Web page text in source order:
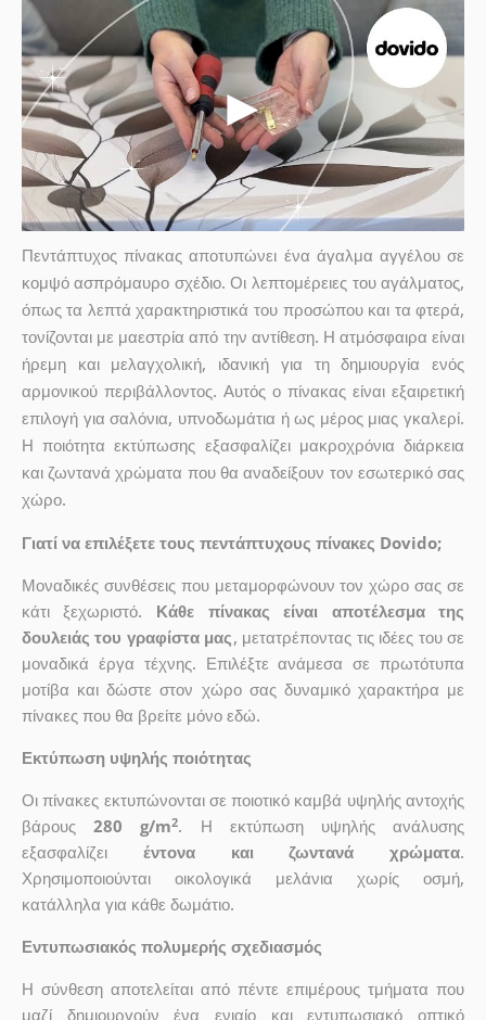
Πεντάπτυχος πίνακας αποτυπώνει ένα άγαλμα αγγέλου σε
κομψό ασπρόμαυρο σχέδιο. Οι λεπτομέρειες του αγάλματος,
όπως τα λεπτά χαρακτηριστικά του προσώπου και τα φτερά,
τονίζονται με μαεστρία από την αντίθεση. Η ατμόσφαιρα είναι
ήρεμη και μελαγχολική, ιδανική για τη δημιουργία ενός
αρμονικού περιβάλλοντος. Αυτός ο πίνακας είναι εξαιρετική
επιλογή για σαλόνια, υπνοδωμάτια ή ως μέρος μιας γκαλερί.
Η ποιότητα εκτύπωσης εξασφαλίζει μακροχρόνια διάρκεια
και ζωντανά χρώματα που θα αναδείξουν τον εσωτερικό σας
χώρο.
Γιατί να επιλέξετε τους πεντάπτυχους πίνακες Dovido;
Μοναδικές συνθέσεις που μεταμορφώνουν τον χώρο σας σε
κάτι ξεχωριστό. Κάθε πίνακας είναι αποτέλεσμα της
δουλειάς του γραφίστα μας, μετατρέποντας τις ιδέες του σε
μοναδικά έργα τέχνης. Επιλέξτε ανάμεσα σε πρωτότυπα
μοτίβα και δώστε στον χώρο σας δυναμικό χαρακτήρα με
πίνακες που θα βρείτε μόνο εδώ.
Εκτύπωση υψηλής ποιότητας
Οι πίνακες εκτυπώνονται σε ποιοτικό καμβά υψηλής αντοχής
βάρους280 g/m2. Η εκτύπωση υψηλής ανάλυσης
εξασφαλίζει έντονα και ζωντανά χρώματα.
Χρησιμοποιούνται οικολογικά μελάνια χωρίς οσμή,
κατάλληλα για κάθε δωμάτιο.
Εντυπωσιακός πολυμερής σχεδιασμός
Η σύνθεση αποτελείται από πέντε επιμέρους τμήματα που
μαζί δημιουργούν ένα ενιαίο και εντυπωσιακό οπτικό